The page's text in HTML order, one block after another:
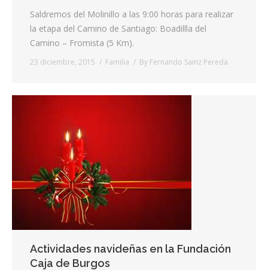
Saldremos del Molinillo a las 9:00 horas para realizar
la etapa del Camino de Santiago: Boadillla del
Camino – Fromista (5 Km).
23 diciembre, 2015 Familia By Fernando Sainz Pereda
Actividades navideñas en la Fundación
Caja de Burgos